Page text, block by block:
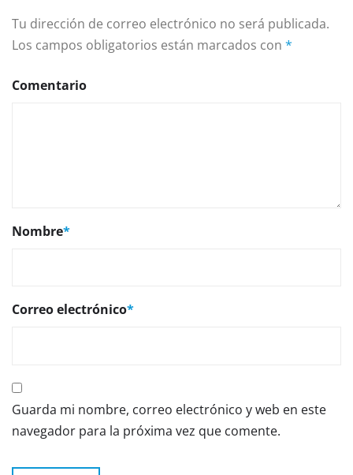
Tu dirección de correo electrónico no será publicada.
Los campos obligatorios están marcados con *
Comentario
Nombre*
Correo electrónico*
Guarda mi nombre, correo electrónico y web en este
navegador para la próxima vez que comente.